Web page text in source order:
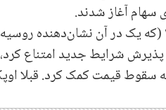
سهام آغاز شدند.
روز جمعه ، اوپک+۱ (که یک در آن
پذیرش شرایط جدید امتناع
سقوط قیمت کمک کرد.قبلا